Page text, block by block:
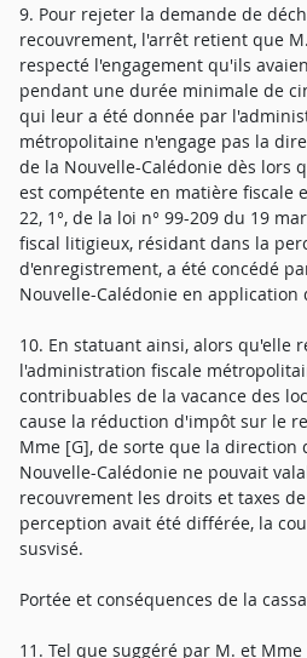
9. Pour rejeter la demande de
recouvrement, l'arrêt retient que
respecté l'engagement qu'ils
pendant une durée minimale de
qui leur a été donnée par
métropolitaine n'engage pas la
de la Nouvelle-Calédonie dès lors
est compétente en matière fiscale
22, 1°, de la loi n° 99-209 du 19
fiscal litigieux, résidant dans la
d'enregistrement, a été concédé
Nouvelle-Calédonie en application
10. En statuant ainsi, alors qu'elle
l'administration fiscale
contribuables de la vacance des
cause la réduction d'impôt sur le
Mme [G], de sorte que la direction
Nouvelle-Calédonie ne pouvait
recouvrement les droits et taxes
perception avait été différée, la
susvisé.
Portée et conséquences de la
11. Tel que suggéré par M. et